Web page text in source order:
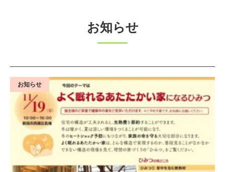
お知らせ
お知らせ